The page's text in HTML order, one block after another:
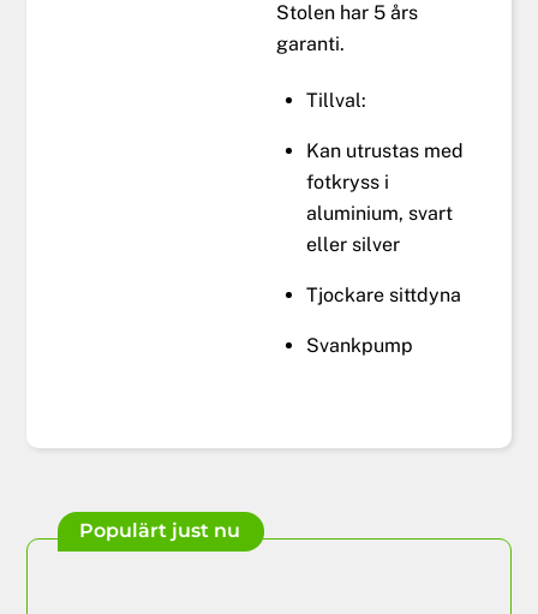
Stolen har 5 års
garanti.
Tillval:
Kan utrustas med
fotkryss i
aluminium, svart
eller silver
Tjockare sittdyna
Svankpump
Populärt just nu